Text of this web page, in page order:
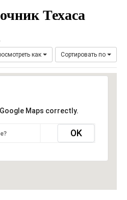
Техаса
как Сортировать по
Maps correctly.
OK